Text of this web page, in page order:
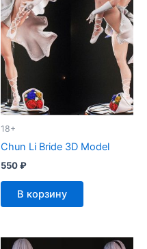
18+
Chun Li Bride 3D Model
550₽
В корзину